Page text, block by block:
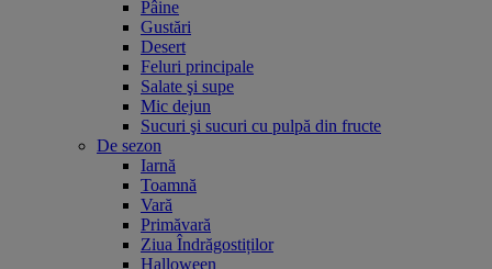
Pâine
Gustări
Desert
Feluri principale
Salate şi supe
Mic dejun
Sucuri şi sucuri cu pulpă din fructe
De sezon
Iarnă
Toamnă
Vară
Primăvară
Ziua Îndrăgostiților
Halloween